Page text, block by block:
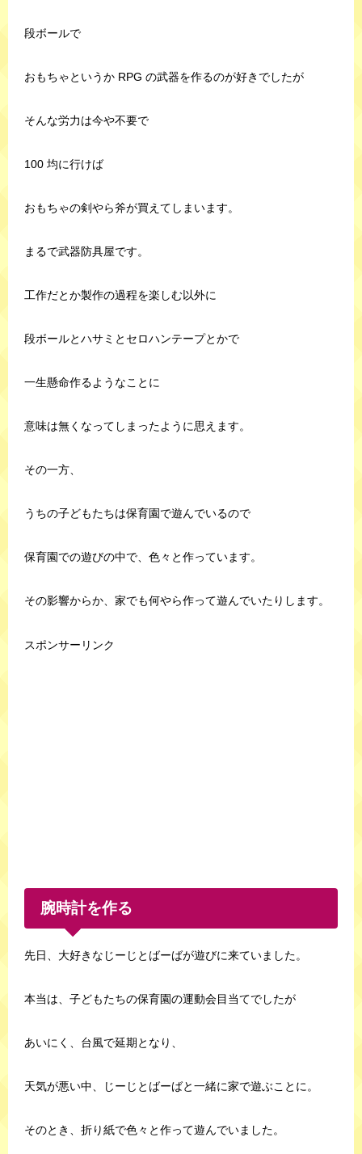
段ボールで
おもちゃというか RPG の武器を作るのが好きでしたが
そんな労力は今や不要で
100 均に行けば
おもちゃの剣やら斧が買えてしまいます。
まるで武器防具屋です。
工作だとか製作の過程を楽しむ以外に
段ボールとハサミとセロハンテープとかで
一生懸命作るようなことに
意味は無くなってしまったように思えます。
その一方、
うちの子どもたちは保育園で遊んでいるので
保育園での遊びの中で、色々と作っています。
その影響からか、家でも何やら作って遊んでいたりします。
スポンサーリンク
腕時計を作る
先日、大好きなじーじとばーばが遊びに来ていました。
本当は、子どもたちの保育園の運動会目当てでしたが
あいにく、台風で延期となり、
天気が悪い中、じーじとばーばと一緒に家で遊ぶことに。
そのとき、折り紙で色々と作って遊んでいました。